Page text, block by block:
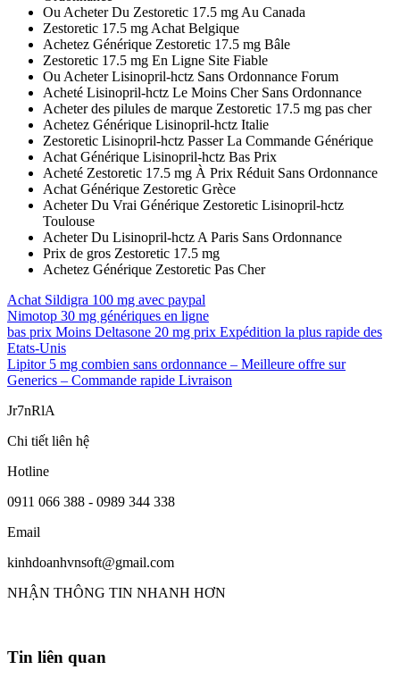
Ou Acheter Du Zestoretic 17.5 mg Au Canada
Zestoretic 17.5 mg Achat Belgique
Achetez Générique Zestoretic 17.5 mg Bâle
Zestoretic 17.5 mg En Ligne Site Fiable
Ou Acheter Lisinopril-hctz Sans Ordonnance Forum
Acheté Lisinopril-hctz Le Moins Cher Sans Ordonnance
Acheter des pilules de marque Zestoretic 17.5 mg pas cher
Achetez Générique Lisinopril-hctz Italie
Zestoretic Lisinopril-hctz Passer La Commande Générique
Achat Générique Lisinopril-hctz Bas Prix
Acheté Zestoretic 17.5 mg À Prix Réduit Sans Ordonnance
Achat Générique Zestoretic Grèce
Acheter Du Vrai Générique Zestoretic Lisinopril-hctz
Toulouse
Acheter Du Lisinopril-hctz A Paris Sans Ordonnance
Prix de gros Zestoretic 17.5 mg
Achetez Générique Zestoretic Pas Cher
Achat Sildigra 100 mg avec paypal
Nimotop 30 mg génériques en ligne
bas prix Moins Deltasone 20 mg prix Expédition la plus rapide des
Etats-Unis
Lipitor 5 mg combien sans ordonnance – Meilleure offre sur
Generics – Commande rapide Livraison
Jr7nRlA
Chi tiết liên hệ
Hotline
0911 066 388 - 0989 344 338
Email
kinhdoanhvnsoft@gmail.com
NHẬN THÔNG TIN NHANH HƠN
Tin liên quan